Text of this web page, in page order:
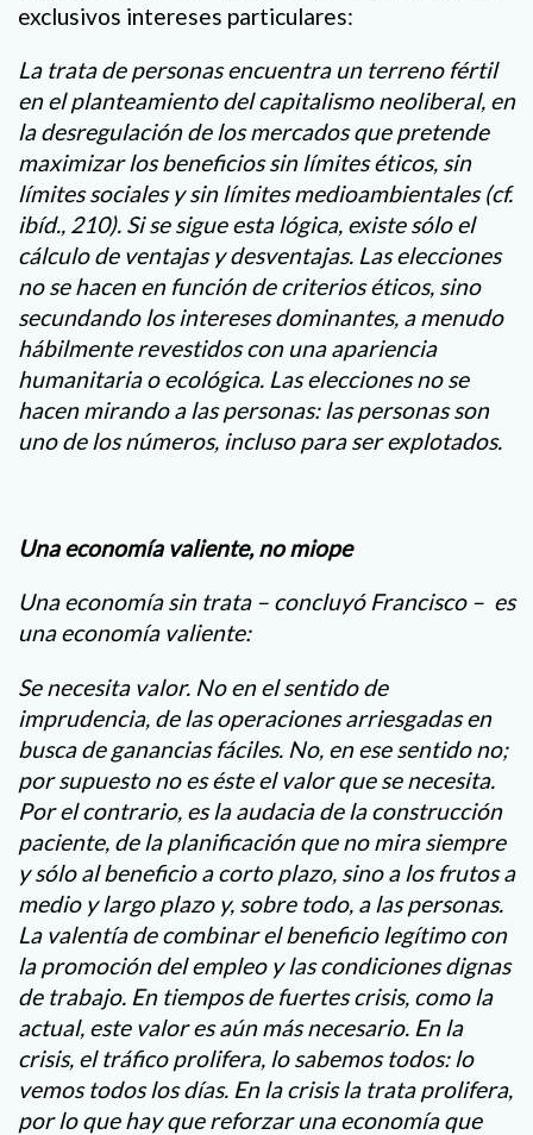
exclusivos intereses particulares:
La trata de personas encuentra un terreno fértil
en el planteamiento del capitalismo neoliberal, en
la desregulación de los mercados que pretende
maximizar los beneficios sin límites éticos, sin
límites sociales y sin límites medioambientales (cf.
ibíd., 210). Si se sigue esta lógica, existe sólo el
cálculo de ventajas y desventajas. Las elecciones
no se hacen en función de criterios éticos, sino
secundando los intereses dominantes, a menudo
hábilmente revestidos con una apariencia
humanitaria o ecológica. Las elecciones no se
hacen mirando a las personas: las personas son
uno de los números, incluso para ser explotados.
Una economía valiente, no miope
Una economía sin trata – concluyó Francisco – es
una economía valiente:
Se necesita valor. No en el sentido de
imprudencia, de las operaciones arriesgadas en
busca de ganancias fáciles. No, en ese sentido no;
por supuesto no es éste el valor que se necesita.
Por el contrario, es la audacia de la construcción
paciente, de la planificación que no mira siempre
y sólo al beneficio a corto plazo, sino a los frutos a
medio y largo plazo y, sobre todo, a las personas.
La valentía de combinar el beneficio legítimo con
la promoción del empleo y las condiciones dignas
de trabajo. En tiempos de fuertes crisis, como la
actual, este valor es aún más necesario. En la
crisis, el tráfico prolifera, lo sabemos todos: lo
vemos todos los días. En la crisis la trata prolifera,
por lo que hay que reforzar una economía que